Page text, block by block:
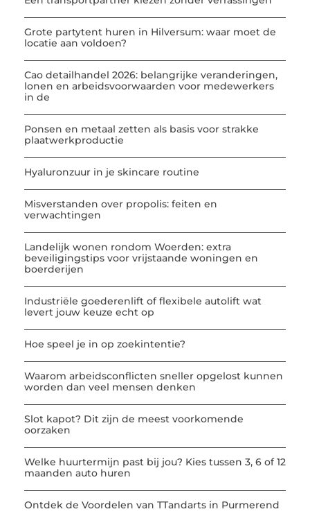
Grote partytent huren in Hilversum: waar moet de
locatie aan voldoen?
Cao detailhandel 2026: belangrijke veranderingen,
lonen en arbeidsvoorwaarden voor medewerkers
in de
Ponsen en metaal zetten als basis voor strakke
plaatwerkproductie
Hyaluronzuur in je skincare routine
Misverstanden over propolis: feiten en
verwachtingen
Landelijk wonen rondom Woerden: extra
beveiligingstips voor vrijstaande woningen en
boerderijen
Industriële goederenlift of flexibele autolift wat
levert jouw keuze echt op
Hoe speel je in op zoekintentie?
Waarom arbeidsconflicten sneller opgelost kunnen
worden dan veel mensen denken
Slot kapot? Dit zijn de meest voorkomende
oorzaken
Welke huurtermijn past bij jou? Kies tussen 3, 6 of 12
maanden auto huren
Ontdek de Voordelen van TTandarts in Purmerend